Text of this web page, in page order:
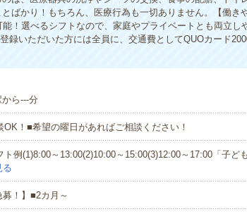
ばかり！もちろん、医療行為も一切ありません。【働きや
！選べるシフトなので、家庭やプライベートとも両立し
録いただいた方には全員に、交通費としてQUOカード
ら---分
！■希望の曜日があればご相談ください！
例(1)8:00～13:00(2)10:00～15:00(3)12:00～17:00「子ど
る
募！】■2カ月～